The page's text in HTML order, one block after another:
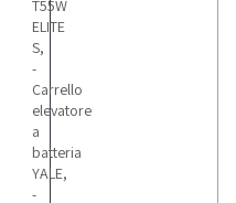
T55W
ELITE
S,
-
Carrello
elevatore
a
batteria
YALE,
-